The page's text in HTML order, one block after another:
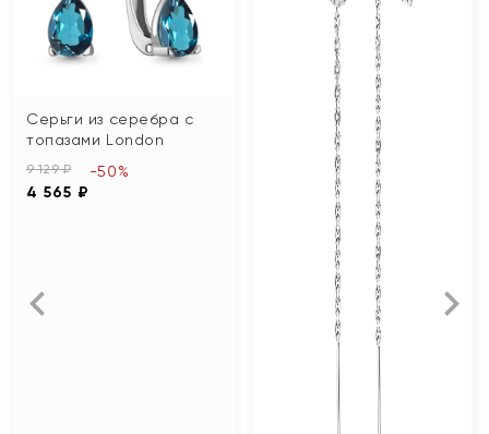
Серьги из серебра с
топазами London
9 129 ₽
4 565 ₽
-50%